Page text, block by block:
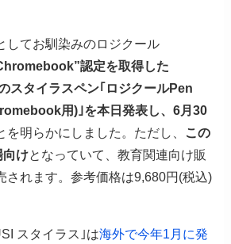
してお馴染みのロジクール
認定を取得した
スタイラスペン｢ロジクールPen
用)｣を本日発表し、6月30
を明らかにしました。ただし、 この
向けとなっていて、教育関連向け販
されます。参考価格は9,680円(税込)
スタイラス｣は海外で今年1月に発